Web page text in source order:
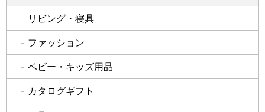
リビング・寝具
ファッション
ベビー・キッズ用品
カタログギフト